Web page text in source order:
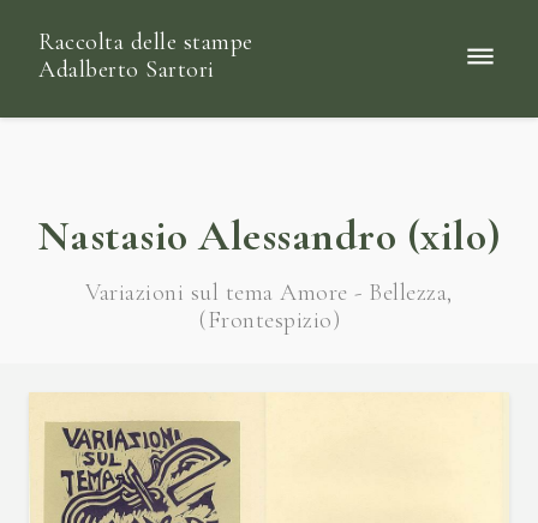
Raccolta delle stampe
Adalberto Sartori
Nastasio Alessandro (xilo)
Variazioni sul tema Amore - Bellezza,
(Frontespizio)